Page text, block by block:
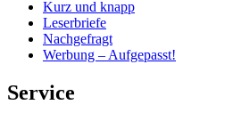
Kurz und knapp
Leserbriefe
Nachgefragt
Werbung – Aufgepasst!
Service